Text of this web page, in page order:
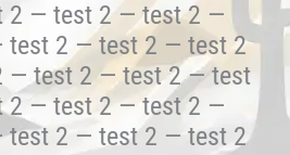
2 — test 2 — test 2 —
2 — test 2 — test 2
— test 2 — test 2 — test
2 — test 2 — test 2 —
2 — test 2 — test 2